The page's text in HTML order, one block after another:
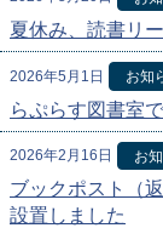
夏休み、読書リ
2026年5月1日 お知
らぷらす図書室
2026年2月16日 お
ブックポスト（
設置しました